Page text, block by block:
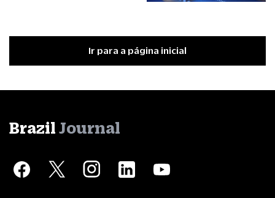
Ir para a página inicial
Brazil Journal